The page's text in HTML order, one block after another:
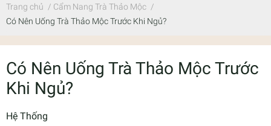
Trang chủ / Cẩm Nang Trà Thảo Mộc /
Có Nên Uống Trà Thảo Mộc Trước Khi Ngủ?
Có Nên Uống Trà Thảo Mộc Trước
Khi Ngủ?
Hệ Thống